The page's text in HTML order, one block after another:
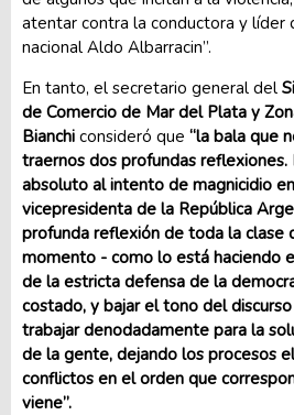
atentar contra la conductora y líder
nacional Aldo Albarracin”.
En tanto, el secretario general del
de Comercio de Mar del Plata y
Bianchi consideró que “la bala que
traernos dos profundas
absoluto al intento de magnicidio
vicepresidenta de la República
profunda reflexión de toda la clase
momento - como lo está haciendo
de la estricta defensa de la
costado, y bajar el tono del
trabajar denodadamente para la
de la gente, dejando los procesos
conflictos en el orden que
viene”.